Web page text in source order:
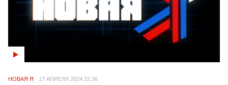
НОВАЯ Я 17 АПРЕЛЯ 2024 15:36